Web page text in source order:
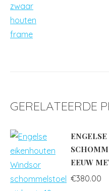
GERELATEERDE
EEUW
€380.00